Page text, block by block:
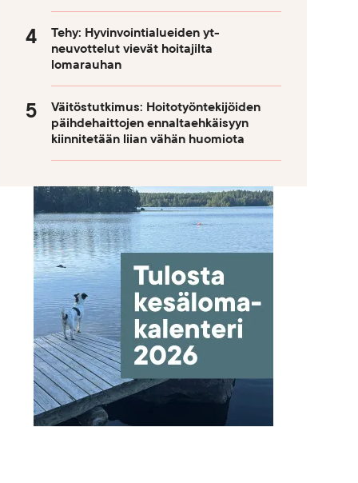
Tehy: Hyvinvointialueiden yt-
neuvottelut vievät hoitajilta
lomarauhan
Väitöstutkimus: Hoitotyöntekijöiden
päihdehaittojen ennaltaehkäisyyn
kiinnitetään liian vähän huomiota